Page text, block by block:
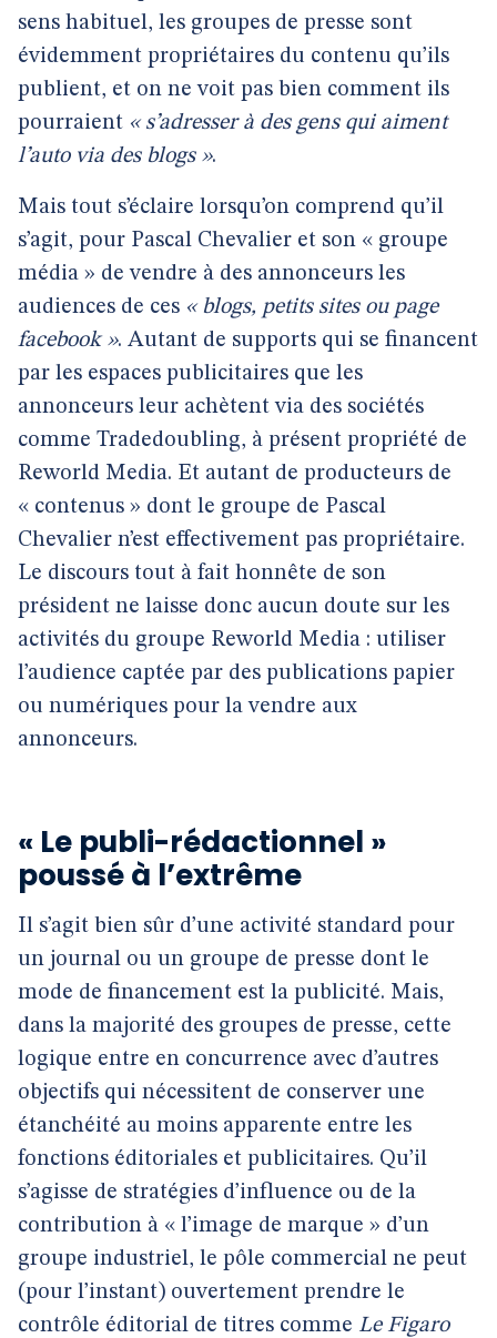
sens habituel, les groupes de presse sont
évidemment propriétaires du contenu qu’ils
publient, et on ne voit pas bien comment ils
pourraient « s’adresser à des gens qui aiment
l’auto via des blogs ».
Mais tout s’éclaire lorsqu’on comprend qu’il
s’agit, pour Pascal Chevalier et son « groupe
média » de vendre à des annonceurs les
audiences de ces « blogs, petits sites ou page
facebook ». Autant de supports qui se financent
par les espaces publicitaires que les
annonceurs leur achètent via des sociétés
comme Tradedoubling, à présent propriété de
Reworld Media. Et autant de producteurs de
« contenus » dont le groupe de Pascal
Chevalier n’est effectivement pas propriétaire.
Le discours tout à fait honnête de son
président ne laisse donc aucun doute sur les
activités du groupe Reworld Media : utiliser
l’audience captée par des publications papier
ou numériques pour la vendre aux
annonceurs.
« Le publi-rédactionnel »
poussé à l’extrême
Il s’agit bien sûr d’une activité standard pour
un journal ou un groupe de presse dont le
mode de financement est la publicité. Mais,
dans la majorité des groupes de presse, cette
logique entre en concurrence avec d’autres
objectifs qui nécessitent de conserver une
étanchéité au moins apparente entre les
fonctions éditoriales et publicitaires. Qu’il
s’agisse de stratégies d’influence ou de la
contribution à « l’image de marque » d’un
groupe industriel, le pôle commercial ne peut
(pour l’instant) ouvertement prendre le
contrôle éditorial de titres comme Le Figaro